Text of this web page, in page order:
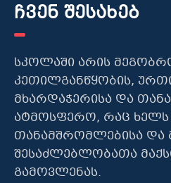
ჩვენ შესახებ
სკოლაში არის
კეთილგანწყობის,
მხარდაჭერისა და
ატმოსფერო, რაც ხელს
თანამშრომლებისა და
შესაძლებლობათა
გამოვლენას.